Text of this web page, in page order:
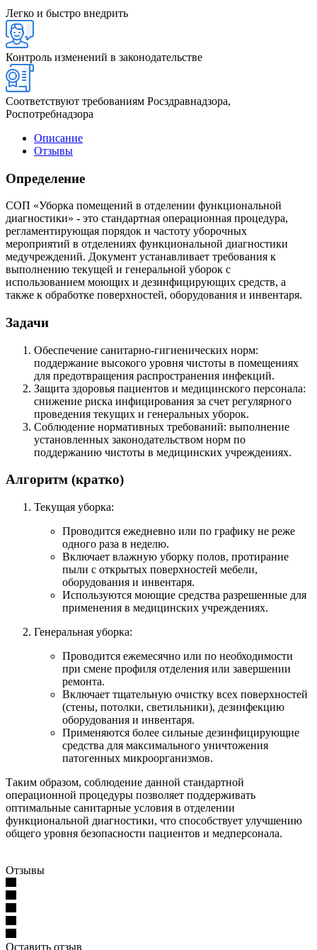
Легко и быстро внедрить
Контроль изменений в законодательстве
Соответствуют требованиям Росздравнадзора,
Роспотребнадзора
Описание
Отзывы
Определение
СОП «Уборка помещений в отделении функциональной
диагностики» - это стандартная операционная процедура,
регламентирующая порядок и частоту уборочных
мероприятий в отделениях функциональной диагностики
медучреждений. Документ устанавливает требования к
выполнению текущей и генеральной уборок с
использованием моющих и дезинфицирующих средств, а
также к обработке поверхностей, оборудования и инвентаря.
Задачи
Обеспечение санитарно-гигиенических норм:
поддержание высокого уровня чистоты в помещениях
для предотвращения распространения инфекций.
Защита здоровья пациентов и медицинского персонала:
снижение риска инфицирования за счет регулярного
проведения текущих и генеральных уборок.
Соблюдение нормативных требований: выполнение
установленных законодательством норм по
поддержанию чистоты в медицинских учреждениях.
Алгоритм (кратко)
Текущая уборка:
Проводится ежедневно или по графику не реже
одного раза в неделю.
Включает влажную уборку полов, протирание
пыли с открытых поверхностей мебели,
оборудования и инвентаря.
Используются моющие средства разрешенные для
применения в медицинских учреждениях.
Генеральная уборка:
Проводится ежемесячно или по необходимости
при смене профиля отделения или завершении
ремонта.
Включает тщательную очистку всех поверхностей
(стены, потолки, светильники), дезинфекцию
оборудования и инвентаря.
Применяются более сильные дезинфицирующие
средства для максимального уничтожения
патогенных микроорганизмов.
Таким образом, соблюдение данной стандартной
операционной процедуры позволяет поддерживать
оптимальные санитарные условия в отделении
функциональной диагностики, что способствует улучшению
общего уровня безопасности пациентов и медперсонала.
Отзывы
Оставить отзыв